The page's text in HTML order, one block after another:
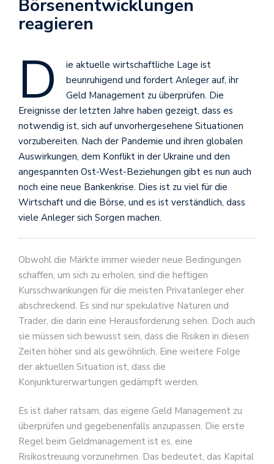
Börsenentwicklungen
reagieren
D
ie aktuelle wirtschaftliche Lage ist
beunruhigend und fordert Anleger auf, ihr
Geld Management zu überprüfen. Die
Ereignisse der letzten Jahre haben gezeigt, dass es
notwendig ist, sich auf unvorhergesehene Situationen
vorzubereiten. Nach der Pandemie und ihren globalen
Auswirkungen, dem Konflikt in der Ukraine und den
angespannten Ost-West-Beziehungen gibt es nun auch
noch eine neue Bankenkrise. Dies ist zu viel für die
Wirtschaft und die Börse, und es ist verständlich, dass
viele Anleger sich Sorgen machen.
Obwohl die Märkte immer wieder neue Bedingungen
schaffen, um sich zu erholen, sind die heftigen
Kursschwankungen für die meisten Privatanleger eher
abschreckend. Es sind nur spekulative Naturen und
Trader, die darin eine Herausforderung sehen. Doch auch
sie müssen sich bewusst sein, dass die Risiken in diesen
Zeiten höher sind als gewöhnlich. Eine weitere Folge
der aktuellen Situation ist, dass die
Konjunkturerwartungen gedämpft werden.
Es ist daher ratsam, das eigene Geld Management zu
überprüfen und gegebenenfalls anzupassen. Die erste
Regel beim Geldmanagement ist es, eine
Risikostreuung vorzunehmen. Das bedeutet, das Kapital